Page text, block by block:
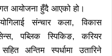
आयोजना हुँदै आएको हो।
संन्चार कला, विकास
पब्लिक स्पिकिङ, करियर
अन्तिम स्पर्धामा उतारिने